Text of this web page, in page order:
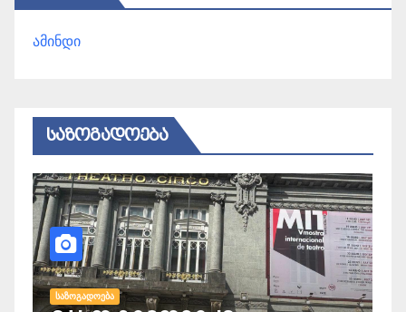
ამინდი
ᲡᲐᲖᲝᲒᲐᲓᲝᲔᲑᲐ
ᲡᲐᲖᲝᲒᲐᲓᲝᲔᲑᲐ